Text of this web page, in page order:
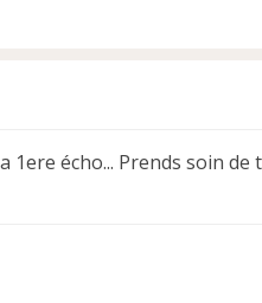
1ere écho... Prends soin de